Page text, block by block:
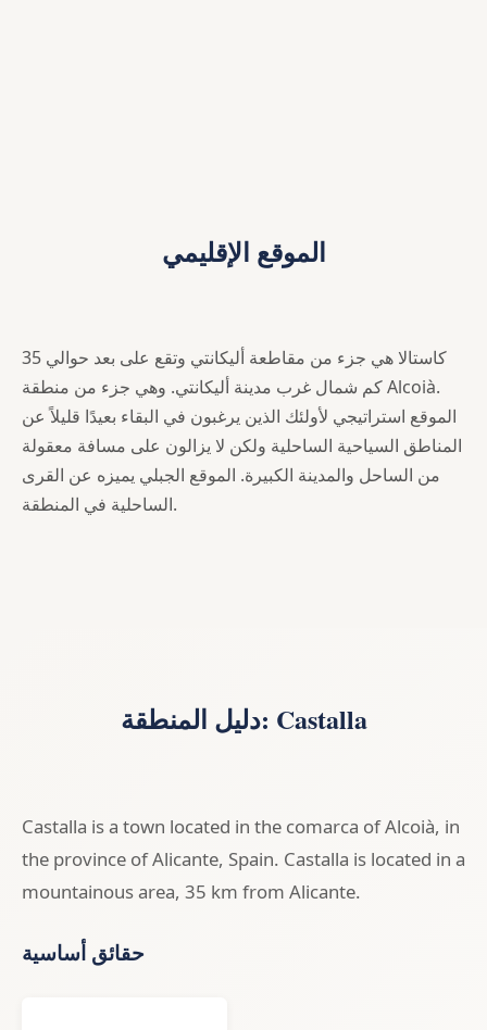
الموقع الإقليمي
كاستالا هي جزء من مقاطعة أليكانتي وتقع على بعد حوالي 35
كم شمال غرب مدينة أليكانتي. وهي جزء من منطقة Alcoià.
الموقع استراتيجي لأولئك الذين يرغبون في البقاء بعيدًا قليلاً عن
المناطق السياحية الساحلية ولكن لا يزالون على مسافة معقولة
من الساحل والمدينة الكبيرة. الموقع الجبلي يميزه عن القرى
الساحلية في المنطقة.
دليل المنطقة: Castalla
Castalla is a town located in the comarca of Alcoià, in
the province of Alicante, Spain. Castalla is located in a
mountainous area, 35 km from Alicante.
حقائق أساسية